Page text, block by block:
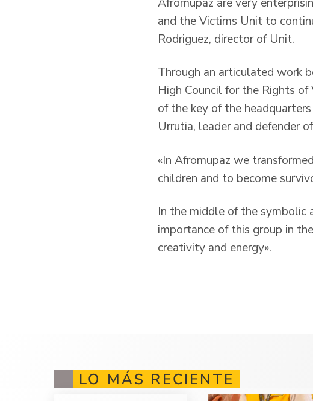
and the Victims Unit to
Rodriguez, director of Unit.
Through an articulated work
High Council for the Rights
of the key of the
Urrutia, leader and defender
«In Afromupaz we
children and to become
In the middle of the symbolic
importance of this group in
creativity and energy».
LO MÁS RECIENTE